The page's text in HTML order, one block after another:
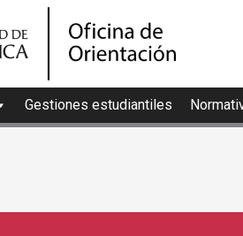
Gestiones estudiantiles